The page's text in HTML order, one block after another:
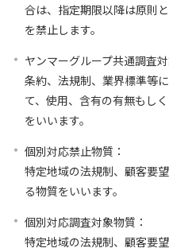
合は、指定期限以降は原則
を禁止します。
ヤンマーグループ共通調査対
条約、法規制、業界標準等
て、使用、含有の有無もし
をいいます。
個別対応禁止物質：
特定地域の法規制、顧客要
る物質をいいます。
個別対応調査対象物質：
特定地域の法規制、顧客要